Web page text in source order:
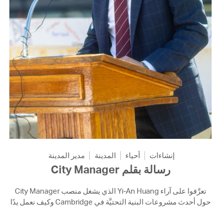
إنشاءات أحياء المدينة مدير المدينة
رسالة بقلم City Manager
تعرَّفوا على آراء Yi-An Huang الذي يشغل منصب City Manager
حول أحدث مشروعات البنية التحتيَّة في Cambridge وكيف نعمل يدًا